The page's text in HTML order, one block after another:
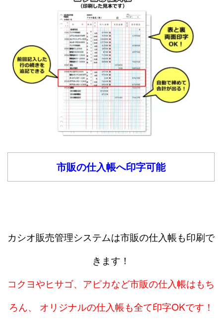
市販の仕入帳へ印字可能
カシオ販売管理システムは市販の仕入帳も印刷で
きます！
コクヨやヒサゴ、アピカなど市販の仕入帳はもち
ろん、 オリジナルの仕入帳も全て印字OKです！